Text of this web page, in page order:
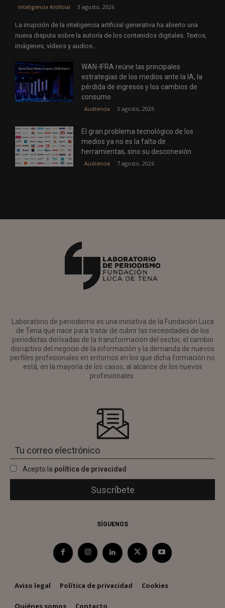
Inteligencia Artificial 3 agosto, 2026
La irrupción de la inteligencia artificial generativa ha abierto una
nueva disputa sobre la autoría de los contenidos digitales. Textos,
imágenes, vídeos y audios...
WAN-IFRA reúne las principales
estrategias de los medios ante la IA, la
pérdida de ingresos y los cambios de
consumo
Audiencia 5 agosto, 2026
El gran problema tecnológico de los
medios ya no es la falta de
herramientas, sino su desconexión
Audiencia 7 agosto, 2026
Laboratorio de periodismo es una iniciativa de la Fundación Luca
de Tena que nace para tratar de cubrir las necesidades de los
periodistas derivadas de la transformación del sector, el cambio
disruptivo del negocio de la información y la demanda de nuevos
perfiles profesionales en entornos en los que dicha formación no
está, en la mayoría de los casos, al alcance de los nuevos
profesionales.
Acepto la política de privacidad
SÍGUENOS
Aviso legal Política de privacidad Cookies
Quiénes somos Contacto